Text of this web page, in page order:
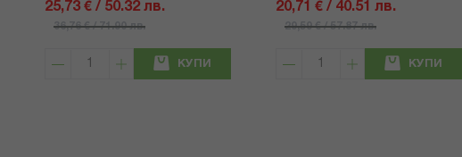
25,73 € / 50.32 лв.
36,76 € / 71.90 лв.
КУПИ
20,71 € / 40.51 лв.
29,59 € / 57.87 лв.
КУПИ